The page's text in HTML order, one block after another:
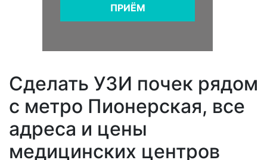
ПРИЁМ
Сделать УЗИ почек рядом
с метро Пионерская, все
адреса и цены
медицинских центров